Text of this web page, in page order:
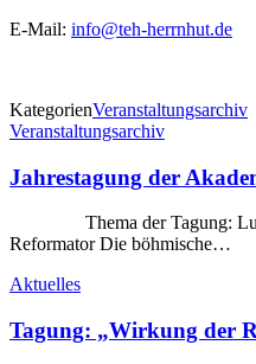
E-Mail: info@teh-herrnhut.de
KategorienVeranstaltungsarchiv
Beitragsnavigation
Veranstaltungsarchiv
Jahrestagung der
Thema der Tagung: Lukas
Reformator Die böhmische…
Aktuelles
Tagung: „Wirkung der